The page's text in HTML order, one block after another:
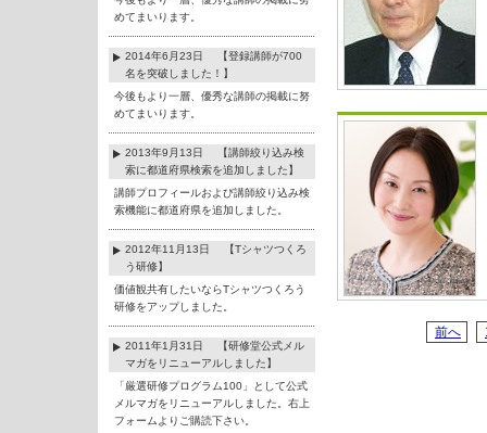
めてまいります。
2014年6月23日 【登録講師が700
名を突破しました！】
今後もより一層、優秀な講師の掲載に努
めてまいります。
2013年9月13日 【講師絞り込み検
索に都道府県検索を追加しました】
講師プロフィールおよび講師絞り込み検
索機能に都道府県を追加しました。
2012年11月13日 【Tシャツつくろ
う研修】
価値観共有したいならTシャツつくろう
研修をアップしました。
2011年1月31日 【研修堂公式メル
マガをリニューアルしました】
「厳選研修プログラム100」として公式
メルマガをリニューアルしました。右上
フォームよりご購読下さい。
前へ